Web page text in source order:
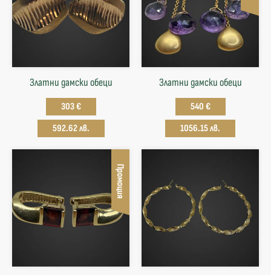
Златни дамски обеци
303 €
592.62 лв.
Златни дамски обеци
540 €
1056.15 лв.
Промоция